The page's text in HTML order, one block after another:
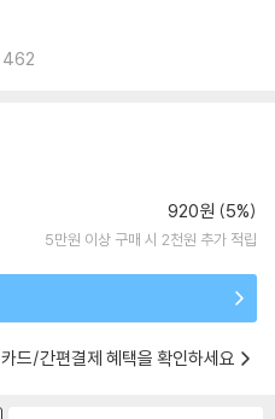
462
920원 (5%)
5만원 이상 구매 시 2천원 추가 적립
카드/간편결제 혜택을 확인하세요